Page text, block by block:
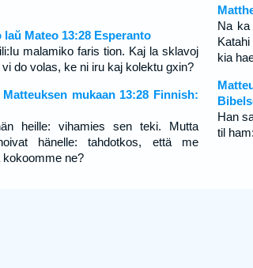
laŭ Mateo 13:28 Esperanto
malamiko faris tion. Kaj la sklavoj
do volas, ke ni iru kaj kolektu gxin?
mukaan 13:28 Finnish:
heille: vihamies sen teki. Mutta
hänelle: tahdotkos, että me
ne?
Na
kia
Han
til